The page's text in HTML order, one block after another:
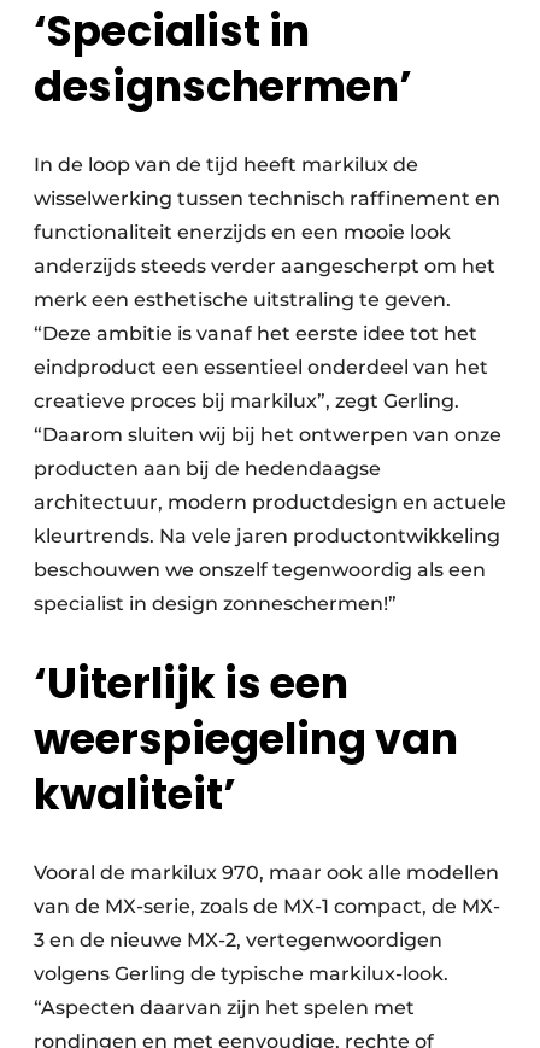
‘Specialist in
designschermen’
In de loop van de tijd heeft markilux de
wisselwerking tussen technisch raffinement en
functionaliteit enerzijds en een mooie look
anderzijds steeds verder aangescherpt om het
merk een esthetische uitstraling te geven.
“Deze ambitie is vanaf het eerste idee tot het
eindproduct een essentieel onderdeel van het
creatieve proces bij markilux”, zegt Gerling.
“Daarom sluiten wij bij het ontwerpen van onze
producten aan bij de hedendaagse
architectuur, modern productdesign en actuele
kleurtrends. Na vele jaren productontwikkeling
beschouwen we onszelf tegenwoordig als een
specialist in design zonneschermen!”
‘Uiterlijk is een
weerspiegeling van
kwaliteit’
Vooral de markilux 970, maar ook alle modellen
van de MX-serie, zoals de MX-1 compact, de MX-
3 en de nieuwe MX-2, vertegenwoordigen
volgens Gerling de typische markilux-look.
“Aspecten daarvan zijn het spelen met
rondingen en met eenvoudige, rechte of